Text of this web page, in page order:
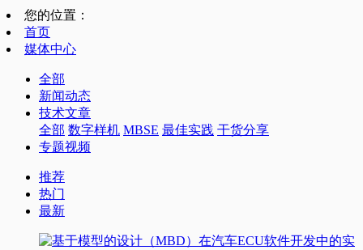
您的位置：
首页
媒体中心
全部
新闻动态
技术文章
全部 数字样机 MBSE 最佳实践 干货分享
专题视频
推荐
热门
最新